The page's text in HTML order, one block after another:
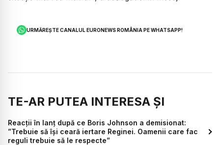
URMĂREȘTE CANALUL EURONEWS ROMÂNIA PE WHATSAPP!
TE-AR PUTEA INTERESA ȘI
Reacții în lanț după ce Boris Johnson a demisionat:
”Trebuie să își ceară iertare Reginei. Oamenii care fac
reguli trebuie să le respecte”